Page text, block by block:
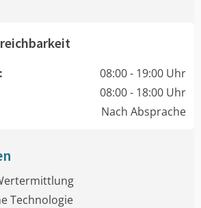
08:00 - 19:00 Uhr
08:00 - 18:00 Uhr
Nach Absprache
Technologie